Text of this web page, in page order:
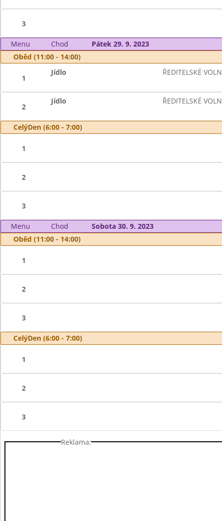
3
Menu Chod
Pátek 29. 9. 2023
Oběd (11:00 - 14:00)
1
Jídlo ŘEDITELSKÉ
2
Jídlo ŘEDITELSKÉ
CelýDen (6:00 - 7:00)
1
2
3
Menu Chod
Sobota 30. 9. 2023
Oběd (11:00 - 14:00)
1
2
3
CelýDen (6:00 - 7:00)
1
2
3
Reklama: